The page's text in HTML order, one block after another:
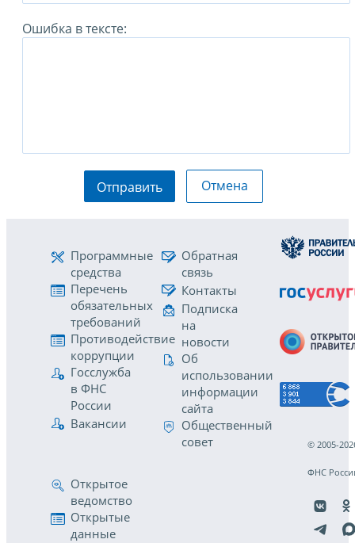
Ошибка в тексте:
Отправить Отмена
Программные
средства
Перечень
обязательных
требований
Противодействие
коррупции
Госслужба
в ФНС
России
Вакансии
Обратная
связь
Контакты
Подписка
на
новости
Об
использовании
информации
сайта
Общественный
совет
Открытое
ведомство
Открытые
данные
© 2005-
ФНС